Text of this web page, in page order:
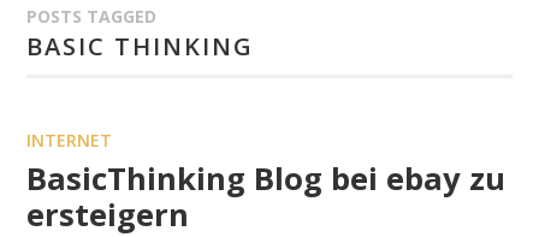
POSTS TAGGED
BASIC THINKING
INTERNET
BasicThinking Blog bei ebay zu
ersteigern